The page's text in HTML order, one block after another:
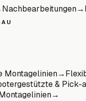
Nachbearbeitungen→
Montagelinien→
& Pick-
→